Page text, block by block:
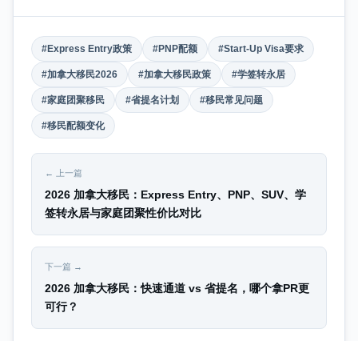
#Express Entry政策 #PNP配额 #Start-Up Visa要求
#加拿大移民2026 #加拿大移民政策 #学签转永居
#家庭团聚移民 #省提名计划 #移民常见问题
#移民配额变化
← 上一篇
2026 加拿大移民：Express Entry、PNP、SUV、学
签转永居与家庭团聚性价比对比
下一篇 →
2026 加拿大移民：快速通道 vs 省提名，哪个拿PR更
可行？